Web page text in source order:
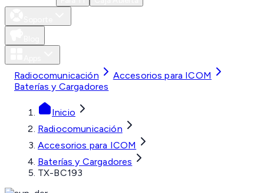
Radiocomunicación
Accesorios para ICOM
Baterías y Cargadores
Inicio
Radiocomunicación
Accesorios para ICOM
Baterías y Cargadores
TX-BC193